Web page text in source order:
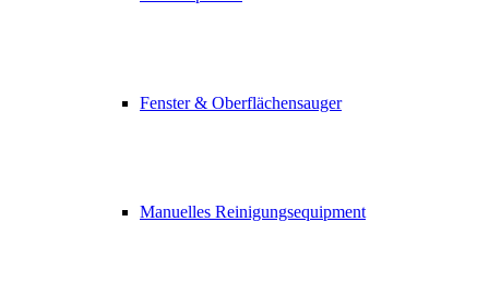
Fenster & Oberflächensauger
Manuelles Reinigungsequipment